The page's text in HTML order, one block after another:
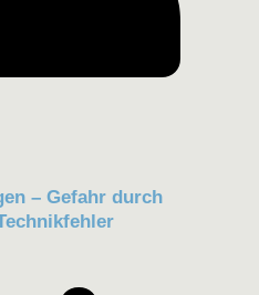
– Gefahr durch